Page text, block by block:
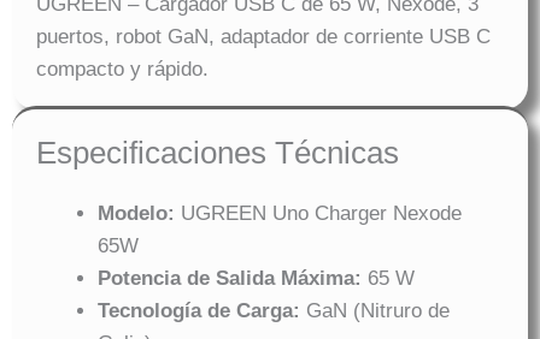
puertos, robot GaN, adaptador de corriente USB C
compacto y rápido.
Especificaciones Técnicas
Modelo: UGREEN Uno Charger Nexode
65W
Potencia de Salida Máxima: 65 W
Tecnología de Carga: GaN (Nitruro de